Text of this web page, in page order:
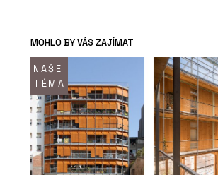
MOHLO BY VÁS ZAJÍMAT
NAŠE
TÉMA